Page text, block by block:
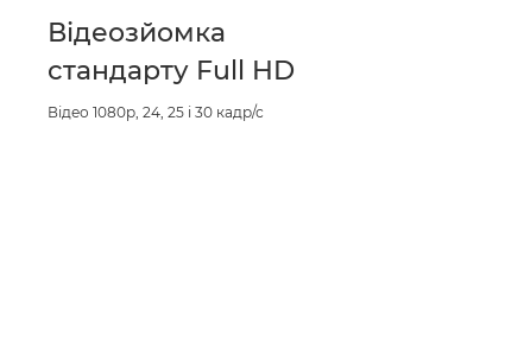
Відеозйомка
стандарту Full HD
Відео 1080p, 24, 25 і 30 кадр/с